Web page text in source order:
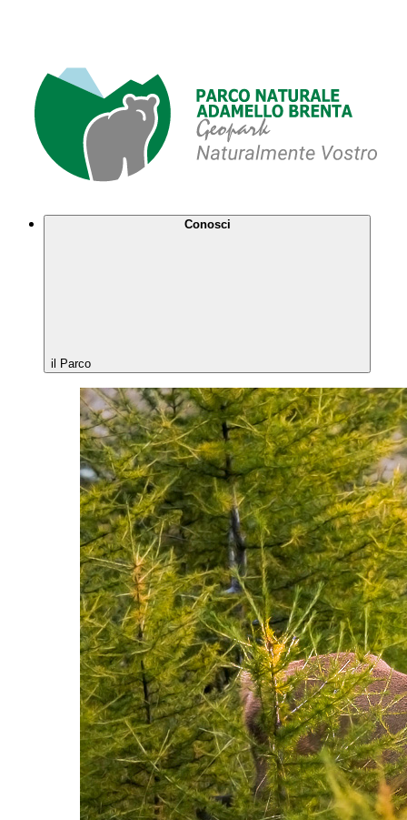
Conosci
il Parco